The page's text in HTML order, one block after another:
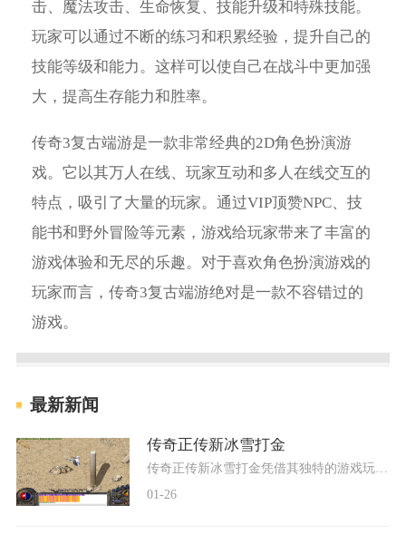
击、魔法攻击、生命恢复、技能升级和特殊技能。
玩家可以通过不断的练习和积累经验，提升自己的
技能等级和能力。这样可以使自己在战斗中更加强
大，提高生存能力和胜率。
传奇3复古端游是一款非常经典的2D角色扮演游
戏。它以其万人在线、玩家互动和多人在线交互的
特点，吸引了大量的玩家。通过VIP顶赞NPC、技
能书和野外冒险等元素，游戏给玩家带来了丰富的
游戏体验和无尽的乐趣。对于喜欢角色扮演游戏的
玩家而言，传奇3复古端游绝对是一款不容错过的
游戏。
最新新闻
传奇正传新冰雪打金
01-26